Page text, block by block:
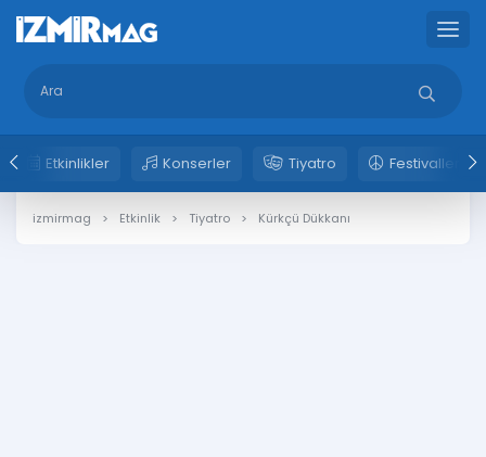
Etkinlikler Konserler Tiyatro Festivaller
izmirmag Etkinlik Tiyatro Kürkçü Dükkanı